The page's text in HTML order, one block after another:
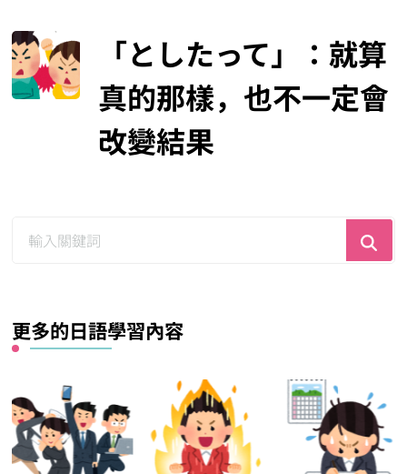
「としたって」：就算
真的那樣，也不一定會
改變結果
更多的日語學習內容